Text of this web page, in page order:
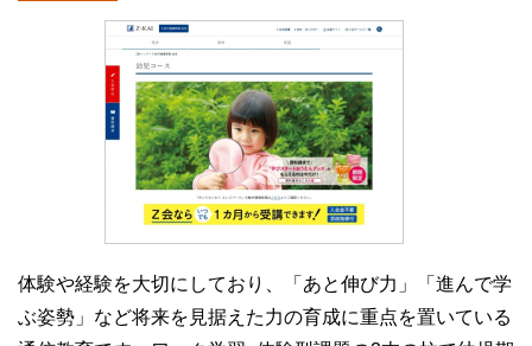
体験や経験を大切にしており、「あと伸び力」「進んで学
ぶ姿勢」など将来を見据えた力の育成に重点を置いている